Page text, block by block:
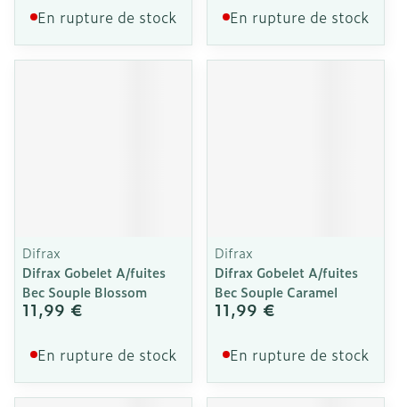
En rupture de stock En rupture de stock
Difrax
Difrax Gobelet A/fuites
Bec Souple Blossom
11,99 €
En rupture de stock
Difrax
Difrax Gobelet A/fuites
Bec Souple Caramel
11,99 €
En rupture de stock